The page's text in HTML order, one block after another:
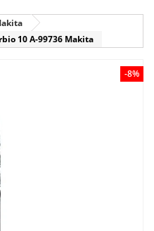
10 A-99736 Makita
-8%